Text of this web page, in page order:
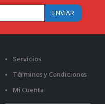
Servicios
Términos y Condiciones
Mi Cuenta